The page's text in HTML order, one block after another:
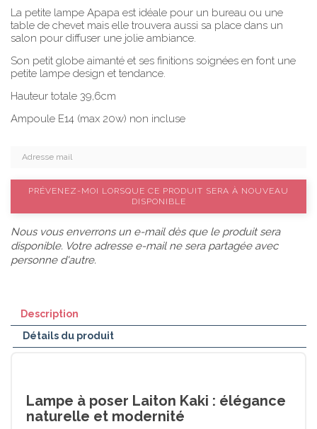
La petite lampe Apapa est idéale pour un bureau ou une
table de chevet mais elle trouvera aussi sa place dans un
salon pour diffuser une jolie ambiance.
Son petit globe aimanté et ses finitions soignées en font une
petite lampe design et tendance.
Hauteur totale 39,6cm
Ampoule E14 (max 20w) non incluse
PRÉVENEZ-MOI LORSQUE CE PRODUIT SERA À NOUVEAU
DISPONIBLE
Nous vous enverrons un e-mail dès que le produit sera
disponible. Votre adresse e-mail ne sera partagée avec
personne d'autre.
Description
Détails du produit
Lampe à poser Laiton Kaki : élégance
naturelle et modernité